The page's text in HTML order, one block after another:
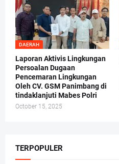
DAERAH
Laporan Aktivis Lingkungan
Persoalan Dugaan
Pencemaran Lingkungan
Oleh CV. GSM Panimbang di
tindaklanjuti Mabes Polri
October 15, 2025
TERPOPULER